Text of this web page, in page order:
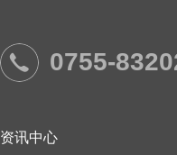
0755-
资讯中心